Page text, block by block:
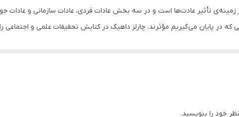
تأثیر عادت‌ها است و در سه بخش عادات فردی، عادات سازمانی و عادات
که در پایان می‌گیریم مؤثرند. چارلز داهیگ در کتابش تحقیقات علمی و اجتماعی
زندگی بهتری داشته باشند توصیه می‌کنیم.
خود را بنویسید.